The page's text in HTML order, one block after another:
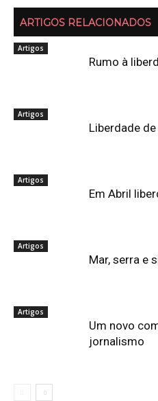
ARTIGOS RELACIONADOS
Artigos
Rumo à
Artigos
Liberdade
Artigos
Em Abril
Artigos
Mar, serra e
Artigos
Um novo
jornalismo